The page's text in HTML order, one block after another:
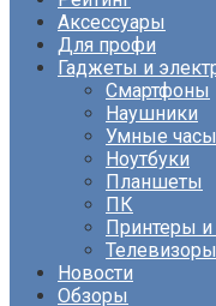
Аксессуары
Для профи
Гаджеты и
Смартфоны
Наушники
Умные часы
Ноутбуки
Планшеты
ПК
Принтеры
Телевизоры
Новости
Обзоры